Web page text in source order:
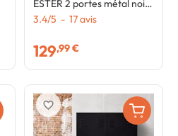
ESTER 2 portes métal noir
design industriel
3.4/5 - 17avis
129,99 €
favorite_border